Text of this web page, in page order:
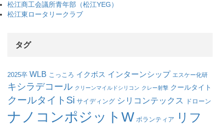
松江商工会議所青年部（松江YEG）
松江東ロータリークラブ
タグ
2025卒 WLB こっころ イクボス インターンシップ エスケー化研
キシラデコール クリーンマイルドシリコン クレー射撃 クールタイト
クールタイトSi サイディング シリコンテックス ドローン
ナノコンポジットW ボランティア
リフ